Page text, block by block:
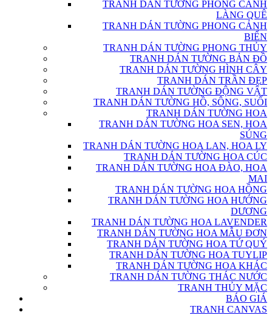
TRANH DÁN TƯỜNG PHONG CẢNH
LÀNG QUÊ
TRANH DÁN TƯỜNG PHONG CẢNH
BIỂN
TRANH DÁN TƯỜNG PHONG THỦY
TRANH DÁN TƯỜNG BẢN ĐỒ
TRANH DÁN TƯỜNG HÌNH CÂY
TRANH DÁN TRẦN ĐẸP
TRANH DÁN TƯỜNG ĐỘNG VẬT
TRANH DÁN TƯỜNG HỒ, SÔNG, SUỐI
TRANH DÁN TƯỜNG HOA
TRANH DÁN TƯỜNG HOA SEN, HOA
SÚNG
TRANH DÁN TƯỜNG HOA LAN, HOA LY
TRANH DÁN TƯỜNG HOA CÚC
TRANH DÁN TƯỜNG HOA ĐÀO, HOA
MAI
TRANH DÁN TƯỜNG HOA HỒNG
TRANH DÁN TƯỜNG HOA HƯỚNG
DƯƠNG
TRANH DÁN TƯỜNG HOA LAVENDER
TRANH DÁN TƯỜNG HOA MẪU ĐƠN
TRANH DÁN TƯỜNG HOA TỨ QUÝ
TRANH DÁN TƯỜNG HOA TUYLIP
TRANH DÁN TƯỜNG HOA KHÁC
TRANH DÁN TƯỜNG THÁC NƯỚC
TRANH THỦY MẶC
BÁO GIÁ
TRANH CANVAS